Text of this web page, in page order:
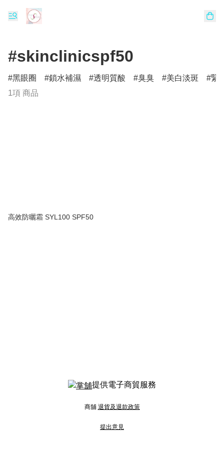
#skinclinicspf50
黑眼圈 鎖水補濕 透明質酸 臭臭 美白淡斑
緊
1項 商品
高效防曬霜 SYL100 SPF50
提供電子商貿服務
商舖 退貨及退款政策
提出意見